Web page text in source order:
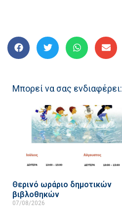
Μπορεί να σας ενδιαφέρει:
Θερινό ωράριο δημοτικών
βιβλοθηκών
07/08/2026